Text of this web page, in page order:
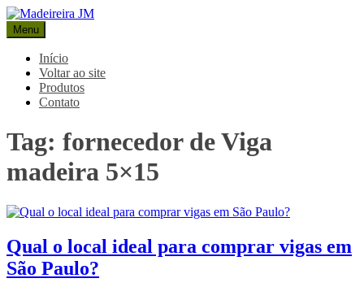
Pular
para
o
conteúdo
Madeireira JM
Blog Madeireira JM
Menu
Início
Voltar ao site
Produtos
Contato
Tag: fornecedor de Viga
madeira 5×15
Qual o local ideal para comprar vigas em
São Paulo?